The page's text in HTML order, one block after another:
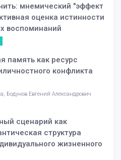
мнемический "эффект
оценка истинности
воспоминаний
память как ресурс
конфликта
Бодунов Евгений Александрович
сценарий как
структура
жизненного